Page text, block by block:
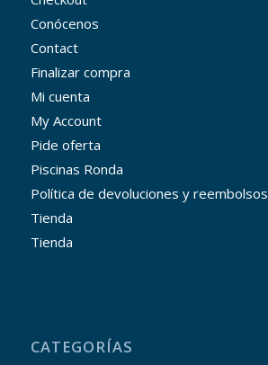
Conócenos
Contact
Finalizar compra
Mi cuenta
My Account
Pide oferta
Piscinas Ronda
Política de devoluciones y reembolsos
Tienda
Tienda
CATEGORÍAS